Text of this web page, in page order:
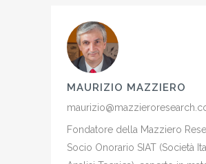
MAURIZIO MAZZIERO
Fondatore della Mazziero
Socio Onorario SIAT (Società